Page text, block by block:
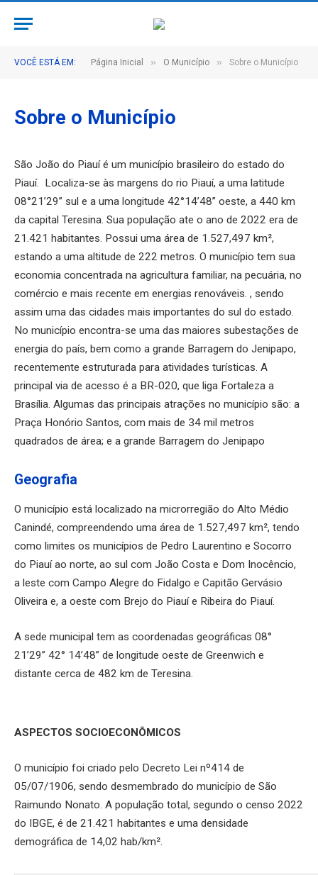
VOCÊ ESTÁ EM: Página Inicial » O Município » Sobre o Município
Sobre o Município
São João do Piauí é um município brasileiro do estado do
Piauí. Localiza-se às margens do rio Piauí, a uma latitude
08°21’29” sul e a uma longitude 42°14’48” oeste, a 440 km
da capital Teresina. Sua população ate o ano de 2022 era de
21.421 habitantes. Possui uma área de 1.527,497 km²,
estando a uma altitude de 222 metros. O município tem sua
economia concentrada na agricultura familiar, na pecuária, no
comércio e mais recente em energias renováveis. , sendo
assim uma das cidades mais importantes do sul do estado.
No município encontra-se uma das maiores subestações de
energia do país, bem como a grande Barragem do Jenipapo,
recentemente estruturada para atividades turísticas. A
principal via de acesso é a BR-020, que liga Fortaleza a
Brasília. Algumas das principais atrações no município são: a
Praça Honório Santos, com mais de 34 mil metros
quadrados de área; e a grande Barragem do Jenipapo
Geografia
O município está localizado na microrregião do Alto Médio
Canindé, compreendendo uma área de 1.527,497 km², tendo
como limites os municípios de Pedro Laurentino e Socorro
do Piauí ao norte, ao sul com João Costa e Dom Inocêncio,
a leste com Campo Alegre do Fidalgo e Capitão Gervásio
Oliveira e, a oeste com Brejo do Piauí e Ribeira do Piauí.
A sede municipal tem as coordenadas geográficas 08°
21’29” 42° 14’48” de longitude oeste de Greenwich e
distante cerca de 482 km de Teresina.
ASPECTOS SOCIOECONÔMICOS
O município foi criado pelo Decreto Lei nº414 de
05/07/1906, sendo desmembrado do município de São
Raimundo Nonato. A população total, segundo o censo 2022
do IBGE, é de 21.421 habitantes e uma densidade
demográfica de 14,02 hab/km².